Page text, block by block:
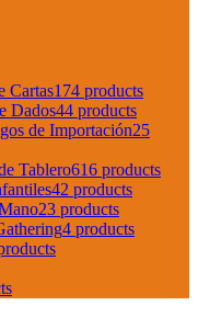
Cartas174 products
Dados44 products
de Importación25
Tablero616 products
42 products
23 products
4 products